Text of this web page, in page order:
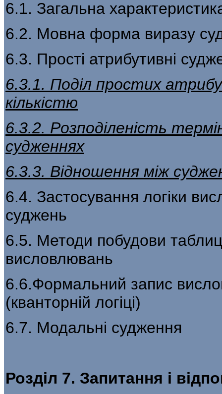
6.1. Загальна
6.2. Мовна форма виразу
6.3. Прості атрибутивні
6.3.1. Поділ простих
кількістю
6.3.2. Розподіленість
судженнях
6.3.3. Відношення між
6.4. Застосування логіки
суджень
6.5. Методи побудови
висловлювань
6.6.Формальний запис
(кванторній логіці)
6.7. Модальні судження
Розділ 7. Запитання і